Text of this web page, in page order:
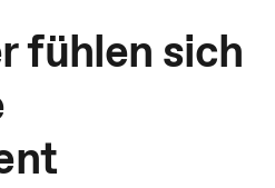
fühlen sich